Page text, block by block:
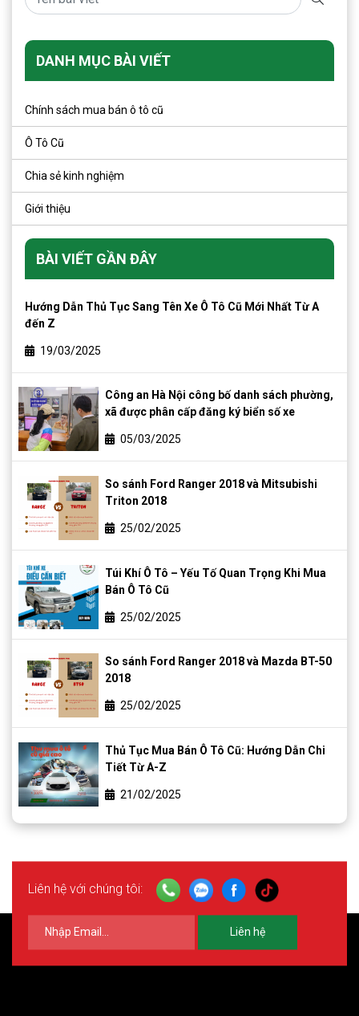
DANH MỤC BÀI VIẾT
Chính sách mua bán ô tô cũ
Ô Tô Cũ
Chia sẻ kinh nghiệm
Giới thiệu
BÀI VIẾT GẦN ĐÂY
Hướng Dẫn Thủ Tục Sang Tên Xe Ô Tô Cũ Mới Nhất Từ A
đến Z
19/03/2025
Công an Hà Nội công bố danh sách phường,
xã được phân cấp đăng ký biển số xe
05/03/2025
So sánh Ford Ranger 2018 và Mitsubishi
Triton 2018
25/02/2025
Túi Khí Ô Tô – Yếu Tố Quan Trọng Khi Mua
Bán Ô Tô Cũ
25/02/2025
So sánh Ford Ranger 2018 và Mazda BT-50
2018
25/02/2025
Thủ Tục Mua Bán Ô Tô Cũ: Hướng Dẫn Chi
Tiết Từ A-Z
21/02/2025
Liên hệ với chúng tôi:
Liên hệ